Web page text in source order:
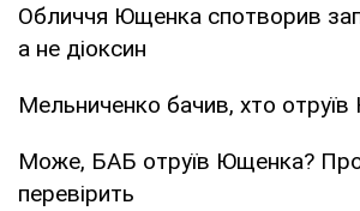
Обличчя Ющенка спотворив
а не діоксин
Мельниченко бачив, хто
Може, БАБ отруїв Ющенка?
перевірить